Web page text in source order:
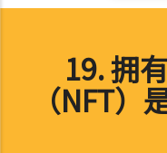
19. 拥
（NFT